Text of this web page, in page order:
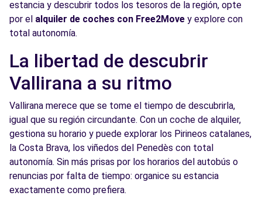
estancia y descubrir todos los tesoros de la región, opte
por el alquiler de coches con Free2Move y explore con
total autonomía.
La libertad de descubrir
Vallirana a su ritmo
Vallirana merece que se tome el tiempo de descubrirla,
igual que su región circundante. Con un coche de alquiler,
gestiona su horario y puede explorar los Pirineos catalanes,
la Costa Brava, los viñedos del Penedès con total
autonomía. Sin más prisas por los horarios del autobús o
renuncias por falta de tiempo: organice su estancia
exactamente como prefiera.